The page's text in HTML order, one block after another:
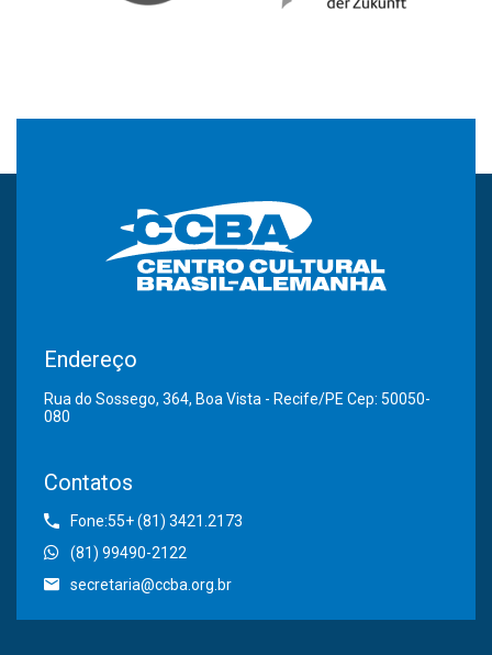
Endereço
Rua do Sossego, 364, Boa Vista - Recife/PE Cep: 50050-
080
Contatos
Fone:55+ (81) 3421.2173
(81) 99490-2122
secretaria@ccba.org.br